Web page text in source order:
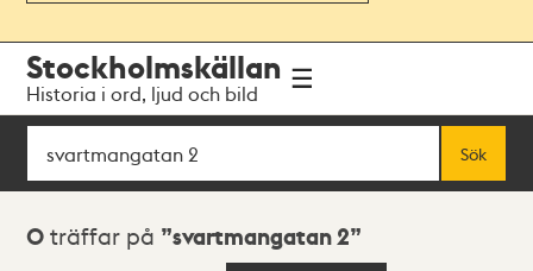
navigationen
huvudinnehållet
Stockholmskällan
Historia i ord, ljud och bild
Sök
Sök
Sökresultat
0 träffar på svartmangatan 2